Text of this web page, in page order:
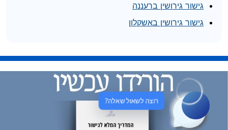
גישור גירושין ברעננה
גישור גירושין באשקלון
רוצה לשאול שאלה?